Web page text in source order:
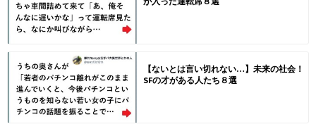
【ないとは言い切れない…】未来の社会！
SFの才がある人たち８選